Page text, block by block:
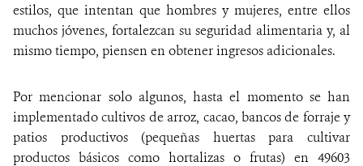
estilos, que intentan que hombres y mujeres, entre ellos
muchos jóvenes, fortalezcan su seguridad alimentaria y, al
mismo tiempo, piensen en obtener ingresos adicionales.
Por mencionar solo algunos, hasta el momento se han
implementado cultivos de arroz, cacao, bancos de forraje y
patios productivos (pequeñas huertas para cultivar
productos básicos como hortalizas o frutas) en 49603